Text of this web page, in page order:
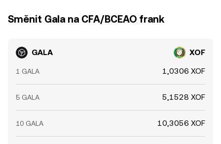
Směnit Gala na CFA/BCEAO frank
GALA XOF
1 GALA 1,0306 XOF
5 GALA 5,1528 XOF
10 GALA 10,3056 XOF